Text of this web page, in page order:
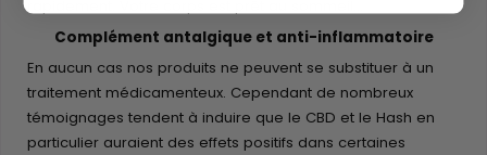
Complément antalgique et anti-inflammatoire
En aucun cas nos produits ne peuvent se substituer à un
traitement médicamenteux. Cependant de nombreux
témoignages tendent à induire que le CBD et le Hash en
particulier auraient des effets positifs dans certaines